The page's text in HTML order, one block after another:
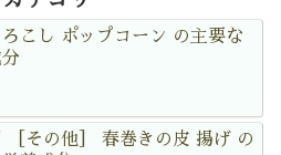
ろこし ポップコーン の主要な
［その他］ 春巻きの皮 揚げ の